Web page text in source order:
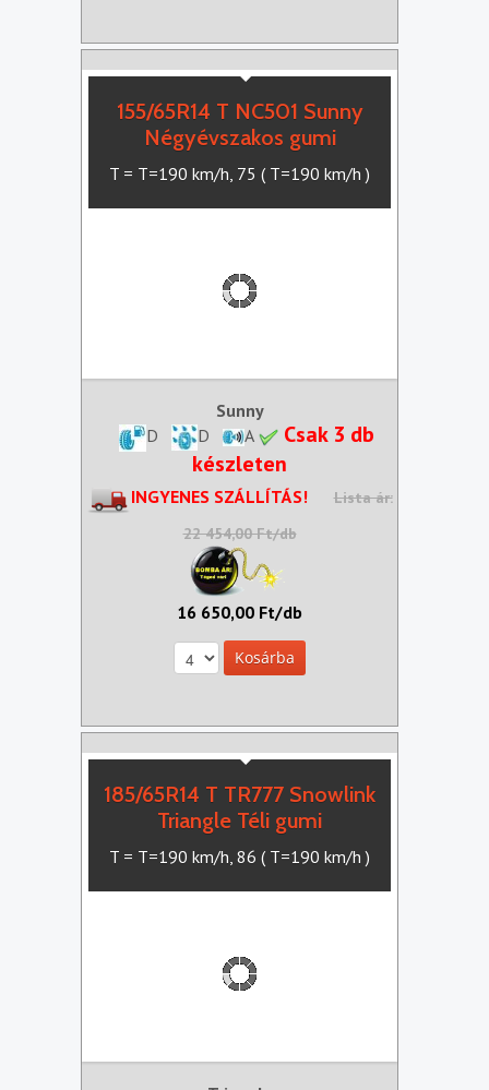
155/65R14 T NC501 Sunny
Négyévszakos gumi
T = T=190 km/h, 75 ( T=190 km/h )
Sunny
D
D A
Csak 3 db
készleten
INGYENES SZÁLLÍTÁS!
Lista ár:
22 454,00 Ft/db
16 650,00 Ft/db
185/65R14 T TR777 Snowlink
Triangle Téli gumi
T = T=190 km/h, 86 ( T=190 km/h )